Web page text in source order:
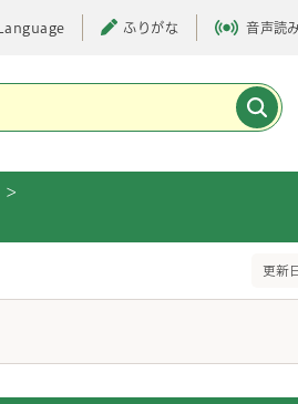
Language ふりがな 音声読
>
更新